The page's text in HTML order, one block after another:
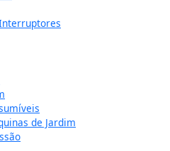
de Jardim